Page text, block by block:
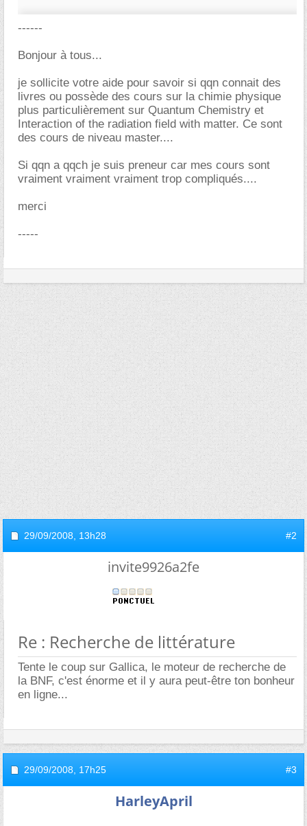
------
Bonjour à tous...
je sollicite votre aide pour savoir si qqn connait des
livres ou possède des cours sur la chimie physique
plus particulièrement sur Quantum Chemistry et
Interaction of the radiation field with matter. Ce sont
des cours de niveau master....
Si qqn a qqch je suis preneur car mes cours sont
vraiment vraiment vraiment trop compliqués....
merci
-----
29/09/2008, 13h28 #2
invite9926a2fe
Re : Recherche de littérature
Tente le coup sur Gallica, le moteur de recherche de
la BNF, c'est énorme et il y aura peut-être ton bonheur
en ligne...
29/09/2008, 17h25 #3
HarleyApril